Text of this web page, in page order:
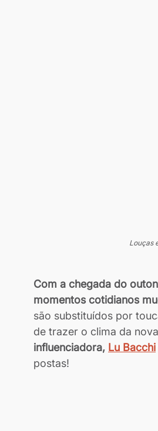
Louças
Com a chegada do
momentos cotidianos
são substituídos por
de trazer o clima da
influenciadora, Lu Bacchi
postas!